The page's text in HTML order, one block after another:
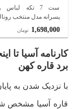
ست 7 تکه
پسرانه مدل منتخب
1,698,000 تومان
کارنامه آسیا تا
برد قاره کهن
قاره آسیا مشخص